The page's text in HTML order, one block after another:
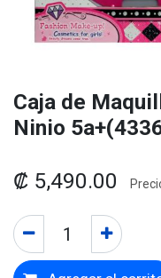
Caja de
Ninio
₡ 5,490.00